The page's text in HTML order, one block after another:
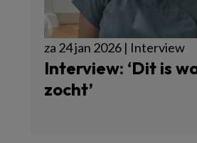
za 24 jan 2026 | Interview
Interview: ‘Dit is
zocht’